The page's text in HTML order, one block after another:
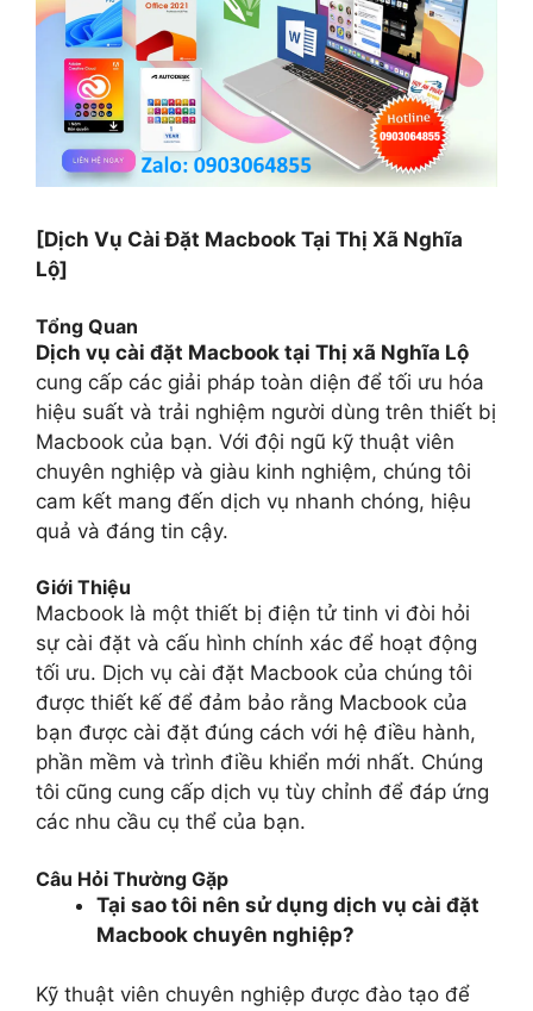
[Dịch Vụ Cài Đặt Macbook Tại Thị Xã Nghĩa
Lộ]
Tổng Quan
Dịch vụ cài đặt Macbook tại Thị xã Nghĩa Lộ
cung cấp các giải pháp toàn diện để tối ưu hóa
hiệu suất và trải nghiệm người dùng trên thiết bị
Macbook của bạn. Với đội ngũ kỹ thuật viên
chuyên nghiệp và giàu kinh nghiệm, chúng tôi
cam kết mang đến dịch vụ nhanh chóng, hiệu
quả và đáng tin cậy.
Giới Thiệu
Macbook là một thiết bị điện tử tinh vi đòi hỏi
sự cài đặt và cấu hình chính xác để hoạt động
tối ưu. Dịch vụ cài đặt Macbook của chúng tôi
được thiết kế để đảm bảo rằng Macbook của
bạn được cài đặt đúng cách với hệ điều hành,
phần mềm và trình điều khiển mới nhất. Chúng
tôi cũng cung cấp dịch vụ tùy chỉnh để đáp ứng
các nhu cầu cụ thể của bạn.
Câu Hỏi Thường Gặp
Tại sao tôi nên sử dụng dịch vụ cài đặt
Macbook chuyên nghiệp?
Kỹ thuật viên chuyên nghiệp được đào tạo để